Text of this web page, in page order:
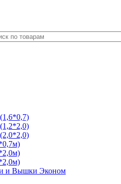
и Вышки Эконом